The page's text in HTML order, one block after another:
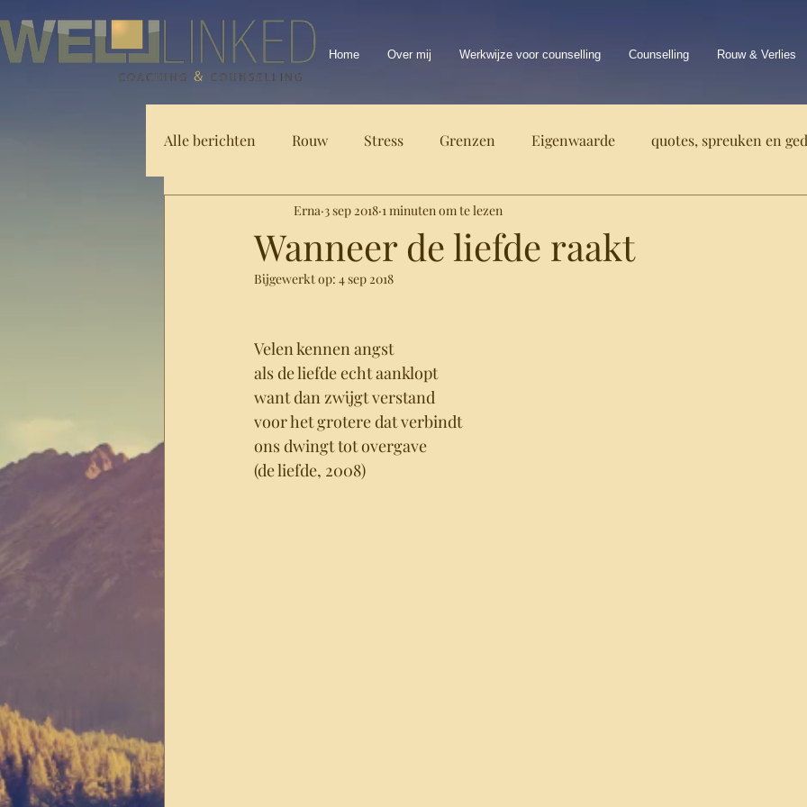
Home Over mij Werkwijze voor counselling Counselling Rouw & Verlies
Alle berichten Rouw Stress Grenzen Eigenwaarde quotes, spreuken en
Body & Mind moments Zelfbedrog
Wanneer de liefde raakt
Erna 3 sep 2018 1 minuten om te lezen
Bijgewerkt op: 4 sep 2018
Velen kennen angst
als de liefde echt aanklopt
want dan zwijgt verstand
voor het grotere dat verbindt
ons dwingt tot overgave
(de liefde, 2008)